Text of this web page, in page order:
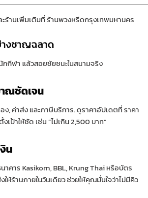
ะร้านเพิ่มเติมที่ ร้านพวงหรีดกรุงเทพมหานคร
งชาญฉลาด
กีฬา แล้วสอยชัยชนะในสนามจริง
ณชัดเจน
, ค่าส่ง และภาษีบริการ. ดูราคาอัปเดตที่ ราคา
ป้าให้ชัด เช่น “ไม่เกิน 2,500 บาท”
น
คาร Kasikorn, BBL, Krung Thai หรือบัตร
ห้ร้านภายในวันเดียว ช่วยให้คุณมั่นใจว่าไม่มีคิว